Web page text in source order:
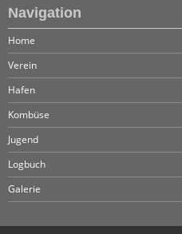
Navigation
Home
Verein
Hafen
Kombüse
Jugend
Logbuch
Galerie